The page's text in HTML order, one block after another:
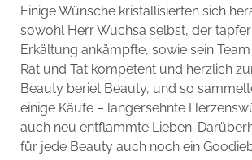
Einige Wünsche kristallisierten sich
sowohl Herr Wuchsa selbst, der
Erkältung ankämpfte, sowie sein
Rat und Tat kompetent und herzlich
Beauty beriet Beauty, und so
einige Käufe – langersehnte
auch neu entflammte Lieben.
für jede Beauty auch noch ein